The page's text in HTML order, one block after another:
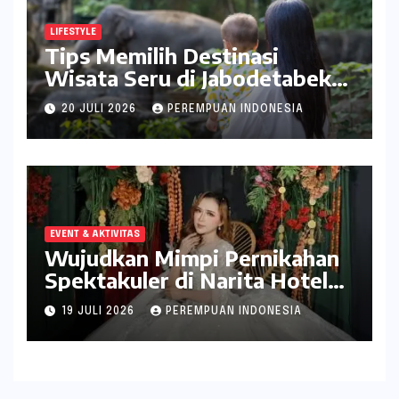
LIFESTYLE
Tips Memilih Destinasi
Wisata Seru di Jabodetabek
ala inDrive
20 JULI 2026 PEREMPUAN INDONESIA
EVENT & AKTIVITAS
Wujudkan Mimpi Pernikahan
Spektakuler di Narita Hotel
Surabaya
19 JULI 2026 PEREMPUAN INDONESIA